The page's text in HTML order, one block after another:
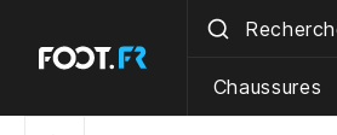
Chaussures